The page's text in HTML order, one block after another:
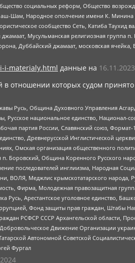
социальных реформ, Общество
Шам, Народное ополчение имени К.
сообщество Сеть, Катиба
Мусульманская религиозная
Дуббайский джамаат, московская
i-materialy.html данные на 16.11.2023
отношении которых судом
Русь, Община Духовного Управления
Русское национальное единство,
партия России, Славянский союз,
Древнерусской Инглистической
Омская организация общественного
Боровский, Община Коренного Русского
последователей инглиизма, Народная
Меджлис крымскотатарского народа,
Фирма, Молодежная правозащитная
Русь, Арестантское уголовное единство,
Фонд защиты прав граждан, Штабы
РСФСР СССР Архангельской области,
Движение Организации
Автономной Советской
Фургал